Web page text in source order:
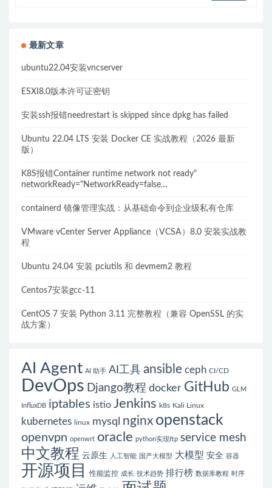
最新文章
ubuntu22.04安装vncserver
ESXI8.0版本许可证密钥
安装ssh报错needrestart is skipped since dpkg has failed
Ubuntu 22.04 LTS 安装 Docker CE 实战教程（2026 最新
版）
K8S报错Container runtime network not ready"
networkReady="NetworkReady=false
containerd 镜像管理实战：从基础命令到企业级私有仓库
VMware vCenter Server Appliance（VCSA）8.0 安装实战教
程
Ubuntu 24.04 安装 pciutils 和 devmem2 教程
Centos7安装gcc-11
CentOS 7 安装 Python 3.11 完整教程（兼容 OpenSSL 的实
战方案）
AI Agent AI 助手 AI工具 ansible ceph CI/CD
DevOps Django教程 docker GitHub GLM
InfluxDB iptables istio Jenkins k8s Kali Linux
kubernetes linux mysql nginx openstack
openvpn openwrt oracle python实现ftp service mesh
中文教程 云原生 人工智能 国产大模型 大模型 安全 容器
开源项目 性能监控 成长 技术趋势 排行榜 数据库教程 时序